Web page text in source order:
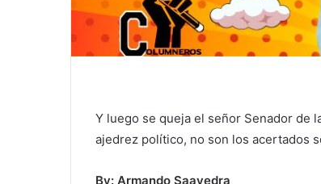
Y luego se queja el señor Senador de
ajedrez político, no son los acertados
By: Armando Saavedra